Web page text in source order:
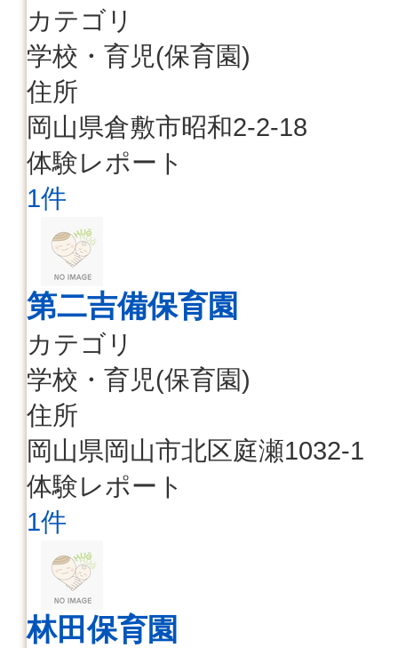
カテゴリ
学校・育児(保育園)
住所
岡山県倉敷市昭和2-2-18
体験レポート
1件
第二吉備保育園
カテゴリ
学校・育児(保育園)
住所
岡山県岡山市北区庭瀬1032-1
体験レポート
1件
林田保育園